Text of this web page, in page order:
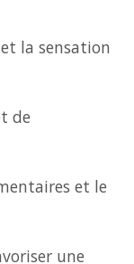
la sensation
de
et le
une